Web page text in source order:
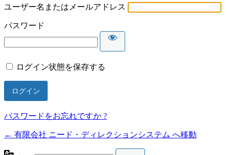
ユーザー名またはメールアドレス
パスワード
ログイン状態を保存する
パスワードをお忘れですか ?
← 有限会社 ニード・ディレクションシステム へ移動